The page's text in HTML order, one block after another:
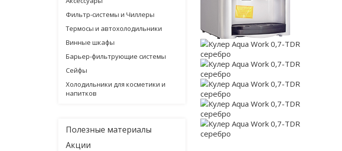
Фильтр-системы и Чиллеры
Термосы и автохолодильники
Винные шкафы
Барьер-фильтрующие системы
Сейфы
Холодильники для косметики и
напитков
Полезные материалы
Акции